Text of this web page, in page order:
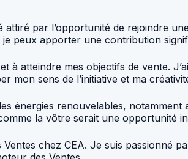
attiré par l’opportunité de rejoindre
peux apporter une contribution
atteindre mes objectifs de vente.
mon sens de l’initiative et ma
énergies renouvelables,
la vôtre serait une opportunité
chez CEA. Je suis passionné